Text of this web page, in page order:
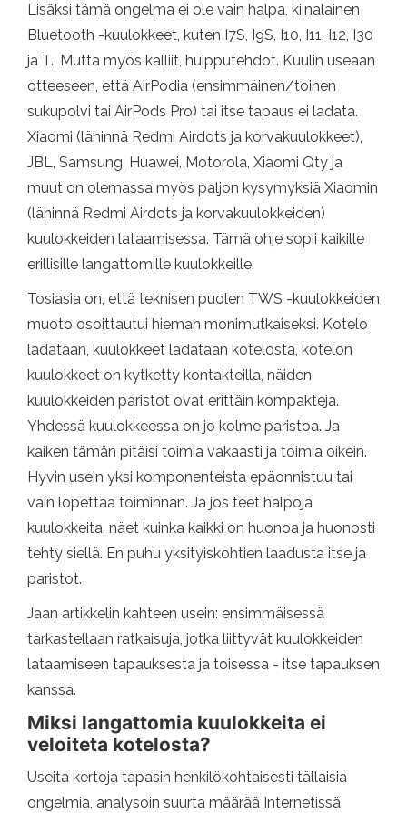
Lisäksi tämä ongelma ei ole vain halpa, kiinalainen
Bluetooth -kuulokkeet, kuten I7S, I9S, I10, I11, I12, I30
ja T., Mutta myös kalliit, huipputehdot. Kuulin useaan
otteeseen, että AirPodia (ensimmäinen/toinen
sukupolvi tai AirPods Pro) tai itse tapaus ei ladata.
Xiaomi (lähinnä Redmi Airdots ja korvakuulokkeet),
JBL, Samsung, Huawei, Motorola, Xiaomi Qty ja
muut on olemassa myös paljon kysymyksiä Xiaomin
(lähinnä Redmi Airdots ja korvakuulokkeiden)
kuulokkeiden lataamisessa. Tämä ohje sopii kaikille
erillisille langattomille kuulokkeille.
Tosiasia on, että teknisen puolen TWS -kuulokkeiden
muoto osoittautui hieman monimutkaiseksi. Kotelo
ladataan, kuulokkeet ladataan kotelosta, kotelon
kuulokkeet on kytketty kontakteilla, näiden
kuulokkeiden paristot ovat erittäin kompakteja.
Yhdessä kuulokkeessa on jo kolme paristoa. Ja
kaiken tämän pitäisi toimia vakaasti ja toimia oikein.
Hyvin usein yksi komponenteista epäonnistuu tai
vain lopettaa toiminnan. Ja jos teet halpoja
kuulokkeita, näet kuinka kaikki on huonoa ja huonosti
tehty siellä. En puhu yksityiskohtien laadusta itse ja
paristot.
Jaan artikkelin kahteen usein: ensimmäisessä
tarkastellaan ratkaisuja, jotka liittyvät kuulokkeiden
lataamiseen tapauksesta ja toisessa - itse tapauksen
kanssa.
Miksi langattomia kuulokkeita ei
veloiteta kotelosta?
Useita kertoja tapasin henkilökohtaisesti tällaisia ​​
ongelmia, analysoin suurta määrää Internetissä